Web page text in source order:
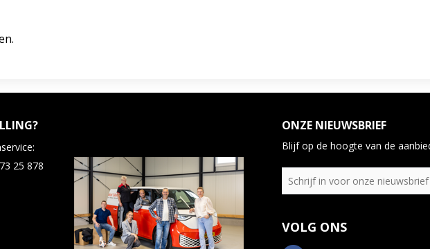
25 878
ONZE NIEUWSBRIEF
Blijf op de hoogte van de
VOLG ONS